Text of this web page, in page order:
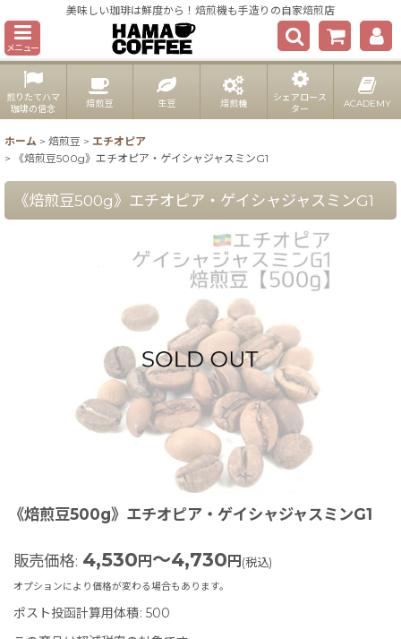
美味しい珈琲は鮮度から！焙煎機も手造りの自家焙煎店
メニュー
煎りたてハマ
珈琲の信念
焙煎豆 生豆 焙煎機
シェアロース
ター
ACADEMY
ホーム > 焙煎豆 > エチオピア
>
《焙煎豆500g》エチオピア・ゲイシャジャスミンG1
《焙煎豆500g》エチオピア・ゲイシャジャスミンG1
《焙煎豆500g》エチオピア・ゲイシャジャスミンG1
販売価格: 4,530 円 ～4,730 円 (税込)
オプションにより価格が変わる場合もあります。
ポスト投函計算用体積: 500